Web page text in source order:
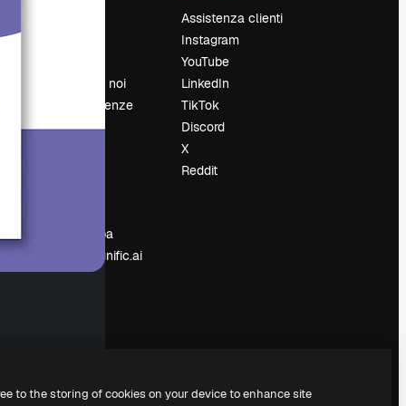
Lavora con noi
Cerca tendenze
Blog
Sala stampa
Cerchi magnific.ai
Assistenza clienti
Instagram
YouTube
LinkedIn
TikTok
Discord
X
Reddit
to the storing of cookies on your device to enhance site